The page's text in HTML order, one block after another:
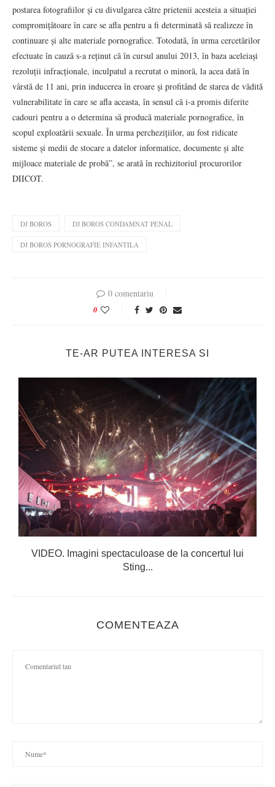
postarea fotografiilor și cu divulgarea către prietenii acesteia a situației
compromițătoare în care se afla pentru a fi determinată să realizeze în
continuare și alte materiale pornografice. Totodată, în urma cercetărilor
efectuate în cauză s-a reținut că în cursul anului 2013, în baza aceleiași
rezoluții infracționale, inculpatul a recrutat o minoră, la acea dată în
vârstă de 11 ani, prin inducerea în eroare și profitând de starea de vădită
vulnerabilitate în care se afla aceasta, în sensul că i-a promis diferite
cadouri pentru a o determina să producă materiale pornografice, în
scopul exploatării sexuale. În urma perchezițiilor, au fost ridicate
sisteme și medii de stocare a datelor informatice, documente și alte
mijloace materiale de probă”, se arată în rechizitoriul procurorilor
DIICOT.
DJ BOROS DJ BOROS CONDAMNAT PENAL
DJ BOROS PORNOGRAFIE INFANTILA
0 comentariu
0
TE-AR PUTEA INTERESA SI
VIDEO. Imagini spectaculoase de la concertul lui
Sting...
COMENTEAZA